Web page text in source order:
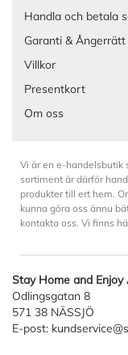
Handla och betala
Garanti & Ångerrätt
Villkor
Presentkort
Om oss
Vi är en e-handelsbutik
sortiment är därför
produkter till ert hem.
kunna göra oss ännu
kontakta oss. Vi finns
Stay Home and Enjoy
Odlingsgatan 8
571 38 NÄSSJÖ
E-post: